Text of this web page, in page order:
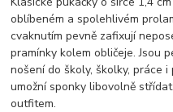
oblíbeném a spolehlivém
cvaknutím pevně zafixují
pramínky kolem obličeje. Jsou
nošení do školy, školky, práce
umožní sponky libovolně
outfitem.